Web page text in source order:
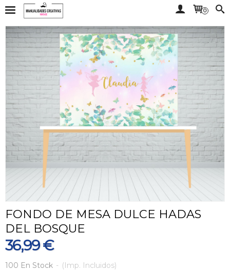
0
FONDO DE MESA DULCE HADAS
DEL BOSQUE
36,99 €
100 En Stock - (Imp. Incluidos)